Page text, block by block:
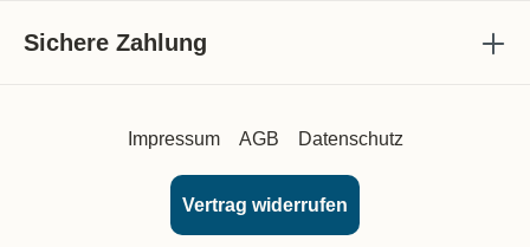
Sichere Zahlung
Impressum AGB Datenschutz
Vertrag widerrufen